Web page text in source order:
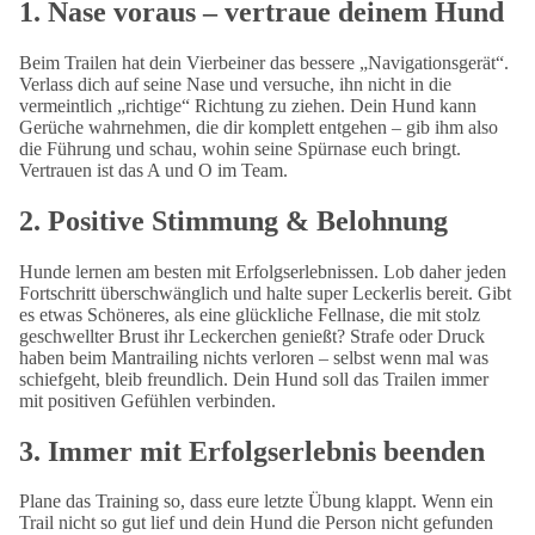
1. Nase voraus – vertraue deinem Hund
Beim Trailen hat dein Vierbeiner das bessere „Navigationsgerät“.
Verlass dich auf seine Nase und versuche, ihn nicht in die
vermeintlich „richtige“ Richtung zu ziehen. Dein Hund kann
Gerüche wahrnehmen, die dir komplett entgehen – gib ihm also
die Führung und schau, wohin seine Spürnase euch bringt.
Vertrauen ist das A und O im Team.
2. Positive Stimmung & Belohnung
Hunde lernen am besten mit Erfolgserlebnissen. Lob daher jeden
Fortschritt überschwänglich und halte super Leckerlis bereit. Gibt
es etwas Schöneres, als eine glückliche Fellnase, die mit stolz
geschwellter Brust ihr Leckerchen genießt? Strafe oder Druck
haben beim Mantrailing nichts verloren – selbst wenn mal was
schiefgeht, bleib freundlich. Dein Hund soll das Trailen immer
mit positiven Gefühlen verbinden.
3. Immer mit Erfolgserlebnis beenden
Plane das Training so, dass eure letzte Übung klappt. Wenn ein
Trail nicht so gut lief und dein Hund die Person nicht gefunden